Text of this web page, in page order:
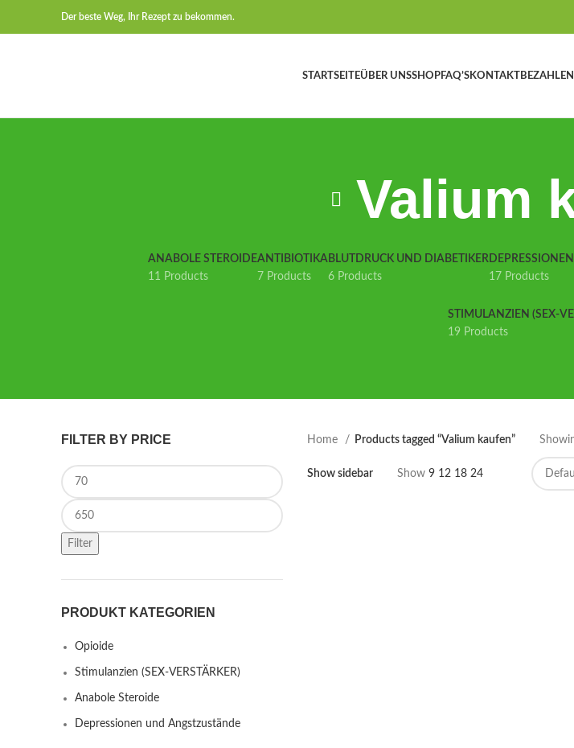
Der beste Weg, Ihr Rezept zu bekommen.
STARTSEITEÜBER UNSSHOPFAQ’SKONTAKT
Valium
ANABOLE STEROIDE
11 Products
ANTIBIOTIKA
7 Products
BLUTDRUCK UND DIABETIKER
6 Products
17 Products
STIMULANZIEN (SEX-
19 Products
FILTER BY PRICE
Min price
Max price
Filter
PRODUKT KATEGORIEN
Opioide
Stimulanzien (SEX-VERSTÄRKER)
Anabole Steroide
Depressionen und Angstzustände
Home Products tagged “Valium kaufen”
Show sidebar Show 9 12 18 24